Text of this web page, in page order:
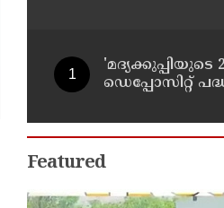
'മദ്യക്കുപ്പിയുടെ
ഡെപ്പോസിറ്റ്
മന്ത്രി എം
അഭിനന്ദിച്ച് മുന്‍
രാജേഷ്
Featured